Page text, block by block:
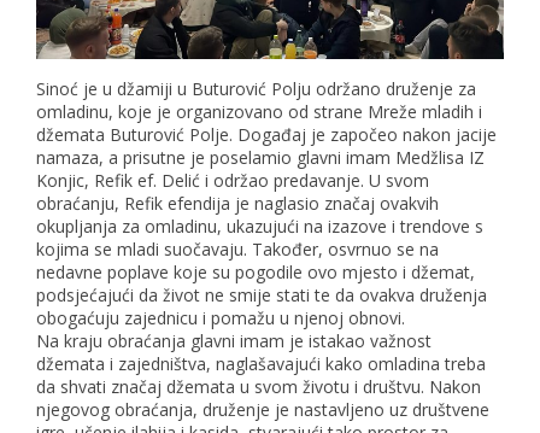
Sinoć je u džamiji u Buturović Polju održano druženje za
omladinu, koje je organizovano od strane Mreže mladih i
džemata Buturović Polje. Događaj je započeo nakon jacije
namaza, a prisutne je poselamio glavni imam Medžlisa IZ
Konjic, Refik ef. Delić i održao predavanje. U svom
obraćanju, Refik efendija je naglasio značaj ovakvih
okupljanja za omladinu, ukazujući na izazove i trendove s
kojima se mladi suočavaju. Također, osvrnuo se na
nedavne poplave koje su pogodile ovo mjesto i džemat,
podsjećajući da život ne smije stati te da ovakva druženja
obogaćuju zajednicu i pomažu u njenoj obnovi.
Na kraju obraćanja glavni imam je istakao važnost
džemata i zajedništva, naglašavajući kako omladina treba
da shvati značaj džemata u svom životu i društvu. Nakon
njegovog obraćanja, druženje je nastavljeno uz društvene